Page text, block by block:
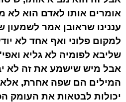
אומרים אותו לאדם הוא לא
עננינו שראובן אמר
למקום פלוני ואף אחד לא
שליבא לפומיה לא גליא
אבל מיש שישמע את זה לא
המילים הם שפה אחרת, אלא
יכולות לבטאות את העומק